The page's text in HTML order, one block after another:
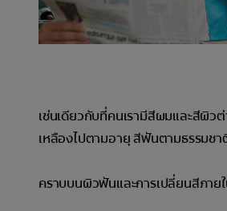
เช่นเดียวกับที่คนเรามีสีผมและสีผิว
เหลืองไปตามอายุ สีฟันตามธรรมช
คราบบนผิวฟันและการเปลี่ยนสีภายใ